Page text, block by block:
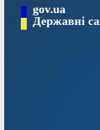
Перейтиgov.ua
Державні